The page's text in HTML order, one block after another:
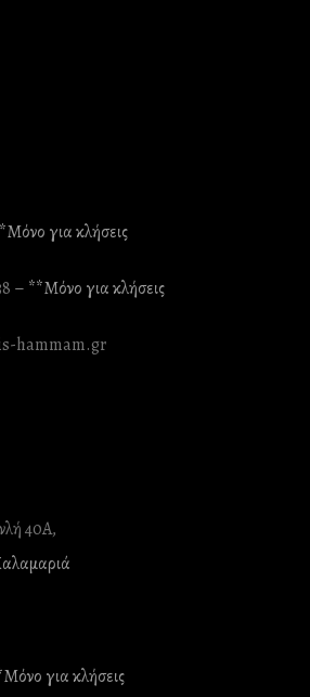
για κλήσεις
– **Mόνο για κλήσεις
hammam.gr
40Α,
για κλήσεις